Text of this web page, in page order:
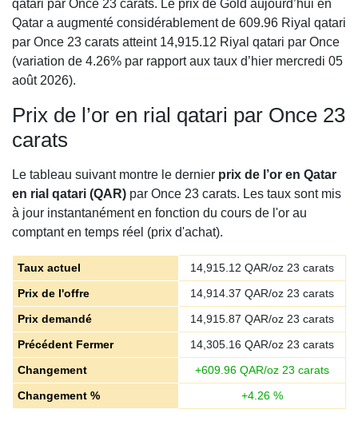
qatari par Once 23 carats. Le prix de Gold aujourd’hui en
Qatar a augmenté considérablement de 609.96 Riyal qatari
par Once 23 carats atteint 14,915.12 Riyal qatari par Once
(variation de 4.26% par rapport aux taux d’hier mercredi 05
août 2026).
Prix de l’or en rial qatari par Once 23
carats
Le tableau suivant montre le dernier prix de l’or en Qatar
en rial qatari (QAR) par Once 23 carats. Les taux sont mis
à jour instantanément en fonction du cours de l'or au
comptant en temps réel (prix d'achat).
Taux actuel 14,915.12 QAR/oz 23 carats
Prix de l'offre
14,914.37 QAR/oz 23 carats
Prix demandé
14,915.87 QAR/oz 23 carats
Précédent Fermer
14,305.16 QAR/oz 23 carats
Changement
+609.96 QAR/oz 23 carats
Changement %
+4.26 %